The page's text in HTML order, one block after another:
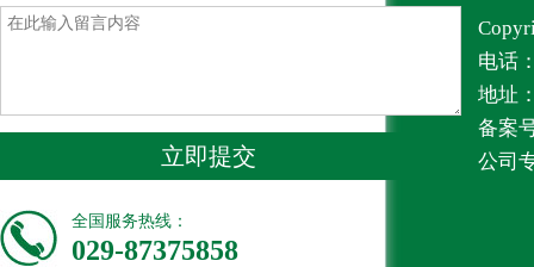
立即提交
全国服务热线：
029-87375858
电话
地址
备案
公司